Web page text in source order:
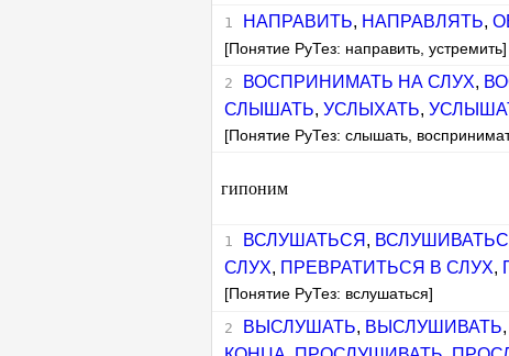
НАПРАВИТЬ, НАПРАВЛЯТЬ,
[Понятие РуТез: направить, устремить]
ВОСПРИНИМАТЬ НА СЛУХ,
СЛЫШАТЬ,УСЛЫХАТЬ,
[Понятие РуТез: слышать,
гипоним
ВСЛУШАТЬСЯ ,
СЛУХ, ПРЕВРАТИТЬСЯ В СЛУХ,
[Понятие РуТез: вслушаться]
ВЫСЛУШАТЬ, ВЫСЛУШИВАТЬ,